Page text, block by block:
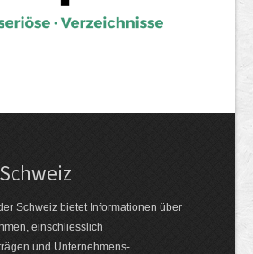
Schweiz bietet Informationen über
einschliesslich
und Unternehmens-